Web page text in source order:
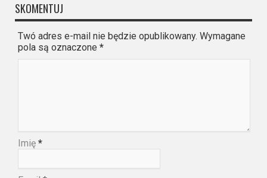
SKOMENTUJ
Twó adres e-mail nie będzie opublikowany. Wymagane
pola są oznaczone *
Imię *